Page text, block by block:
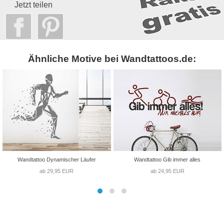
Jetzt teilen
Ähnliche Motive bei Wandtattoos.de:
Wandtattoo Dynamischer Läufer
ab 29,95 EUR
Wandtattoo Gib immer alles
ab 24,95 EUR